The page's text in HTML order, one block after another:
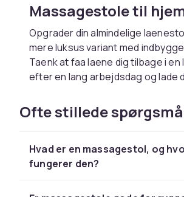
Massagestole til
Opgrader din almindelige
mere luksus variant med
Taenk at faa laene dig tilbage i
efter en lang arbejdsdag og lade
dejlig massage. Det vil hjaelpe dig
slappe af og ogsa tage sig af
foran TV-et. Du behoever ikke at
om, at laenestolen ikke vil passe
laenestole. Selvfolgeig kan en
Ofte stillede
Hvad er en massagestol, og
fungerer den?